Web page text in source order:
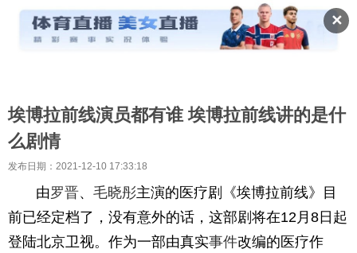
✕
埃博拉前线演员都有谁 埃博拉前线讲的是什
么剧情
发布日期：2021-12-10 17:33:18
由罗晋、毛晓彤主演的医疗剧《埃博拉前线》目
前已经定档了，没有意外的话，这部剧将在12月8日起
登陆北京卫视。作为一部由真实事件改编的医疗作